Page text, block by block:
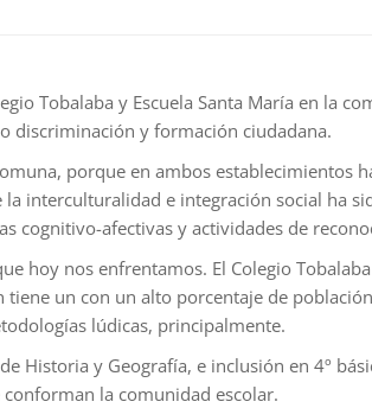
Tobalaba y Escuela Santa María en la
discriminación y formación ciudadana.
porque en ambos establecimientos
interculturalidad e integración social ha
cognitivo-afectivas y actividades de
hoy nos enfrentamos. El Colegio
un con un alto porcentaje de
lúdicas, principalmente.
Historia y Geografía, e inclusión en 4º
la comunidad escolar.